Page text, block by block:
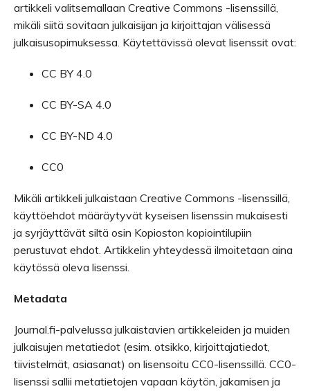
artikkeli valitsemallaan Creative Commons -lisenssillä,
mikäli siitä sovitaan julkaisijan ja kirjoittajan välisessä
julkaisusopimuksessa. Käytettävissä olevat lisenssit ovat:
CC BY 4.0
CC BY-SA 4.0
CC BY-ND 4.0
CC0
Mikäli artikkeli julkaistaan Creative Commons -lisenssillä,
käyttöehdot määräytyvät kyseisen lisenssin mukaisesti
ja syrjäyttävät siltä osin Kopioston kopiointilupiin
perustuvat ehdot. Artikkelin yhteydessä ilmoitetaan aina
käytössä oleva lisenssi.
Metadata
Journal.fi-palvelussa julkaistavien artikkeleiden ja muiden
julkaisujen metatiedot (esim. otsikko, kirjoittajatiedot,
tiivistelmät, asiasanat) on lisensoitu CC0-lisenssillä. CC0-
lisenssi sallii metatietojen vapaan käytön, jakamisen ja